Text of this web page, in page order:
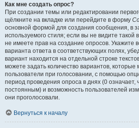
Как мне создать опрос?
При создании темы или редактировании
щёлкните на вкладке или перейдите в форму
основной формой для создания сообщения, в
используемого стиля; если вы не видите
не имеете прав на создание опросов. Укажите
варианта ответа в соответствующих полях,
вариант находится на отдельной строке
можете задать количество вариантов, которые
пользователи при голосовании, с помощью
период проведения опроса в днях (0 означает,
постоянным) и возможность пользователей
они проголосовали.
Вернуться к началу